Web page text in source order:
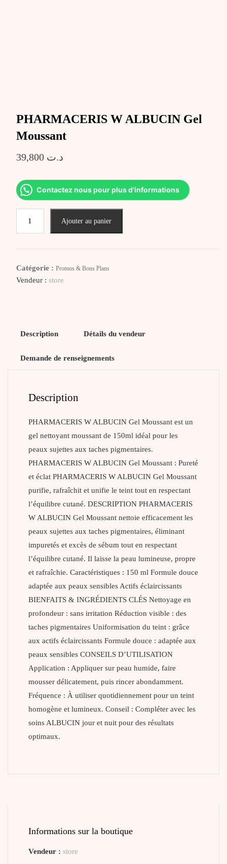
PHARMACERIS W ALBUCIN Gel
Moussant
د.ت 39,800
Contactez nous pour plus d'informations
Ajouter au panier
Catégorie : Promos & Bons Plans
Vendeur : store
Description Détails du vendeur
Demande de renseignements
Description
PHARMACERIS W ALBUCIN Gel Moussant est un
gel nettoyant moussant de 150ml idéal pour les
peaux sujettes aux taches pigmentaires.
PHARMACERIS W ALBUCIN Gel Moussant : Pureté
et éclat PHARMACERIS W ALBUCIN Gel Moussant
purifie, rafraîchit et unifie le teint tout en respectant
l’équilibre cutané. DESCRIPTION PHARMACERIS
W ALBUCIN Gel Moussant nettoie efficacement les
peaux sujettes aux taches pigmentaires, éliminant
impuretés et excès de sébum tout en respectant
l’équilibre cutané. Il laisse la peau lumineuse, propre
et rafraîchie. Caractéristiques : 150 ml Formule douce
adaptée aux peaux sensibles Actifs éclaircissants
BIENFAITS & INGRÉDIENTS CLÉS Nettoyage en
profondeur : sans irritation Réduction visible : des
taches pigmentaires Uniformisation du teint : grâce
aux actifs éclaircissants Formule douce : adaptée aux
peaux sensibles CONSEILS D’UTILISATION
Application : Appliquer sur peau humide, faire
mousser délicatement, puis rincer abondamment.
Fréquence : À utiliser quotidiennement pour un teint
homogène et lumineux. Conseil : Compléter avec les
soins ALBUCIN jour et nuit pour des résultats
optimaux.
Informations sur la boutique
Vendeur : store